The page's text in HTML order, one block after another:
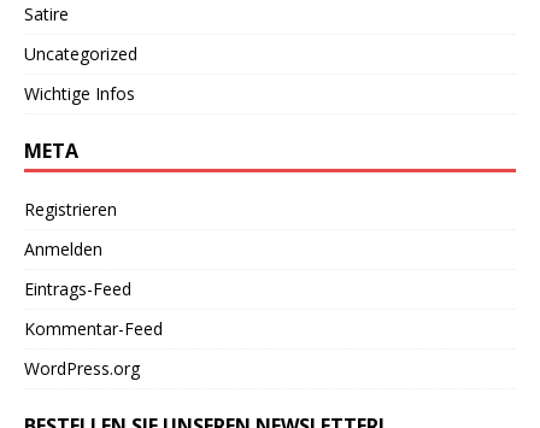
Satire
Uncategorized
Wichtige Infos
META
Registrieren
Anmelden
Eintrags-Feed
Kommentar-Feed
WordPress.org